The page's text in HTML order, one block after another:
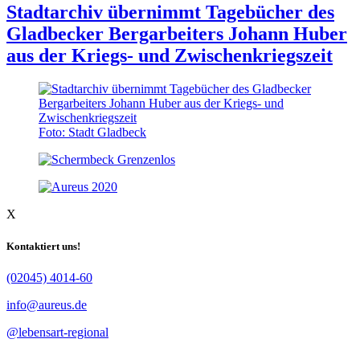
Stadtarchiv übernimmt Tagebücher des
Gladbecker Bergarbeiters Johann Huber
aus der Kriegs- und Zwischenkriegszeit
Foto: Stadt Gladbeck
X
Kontaktiert uns!
(02045) 4014-60
info@aureus.de
@lebensart-regional